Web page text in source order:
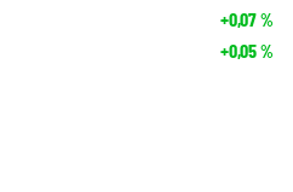
+0,07%
+0,05%